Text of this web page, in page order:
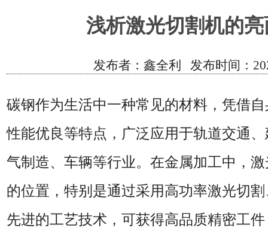
浅析激光切割机的
发布者：鑫全利 发布时间：
碳钢作为生活中一种常见的材料，凭借
性能优良等特点，广泛应用于轨道交通
气制造、车辆等行业。在金属加工中，
的位置，特别是通过采用高功率激光切
先进的工艺技术，可获得高品质精密工